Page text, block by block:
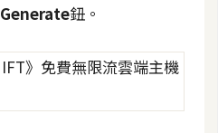
Generate鈕。